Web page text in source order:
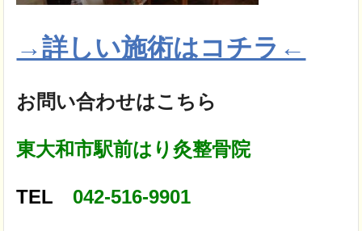
→詳しい施術はコチラ←
お問い合わせはこちら
東大和市駅前はり灸整骨院
TEL 042-516-9901